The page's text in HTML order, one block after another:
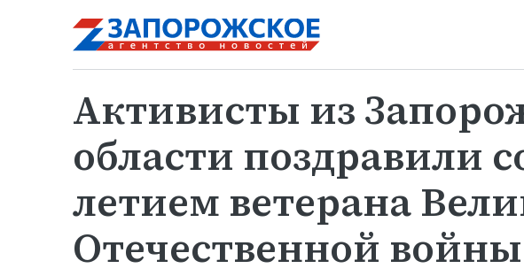
Активисты из
области поздравили
летием ветерана
Отечественной войны